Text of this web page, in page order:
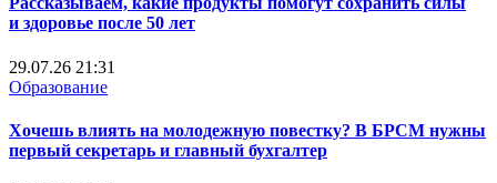
и здоровье после 50 лет
29.07.26 21:31
Образование
Хочешь влиять на молодежную повестку? В БРСМ нужны
первый секретарь и главный бухгалтер